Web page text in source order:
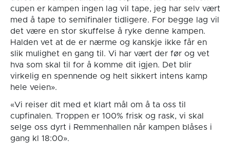
cupen er kampen ingen lag vil tape, jeg har selv vært
med å tape to semifinaler tidligere. For begge lag vil
det være en stor skuffelse å ryke denne kampen.
Halden vet at de er nærme og kanskje ikke får en
slik mulighet en gang til. Vi har vært der før og vet
hva som skal til for å komme dit igjen. Det blir
virkelig en spennende og helt sikkert intens kamp
hele veien».
«Vi reiser dit med et klart mål om å ta oss til
cupfinalen. Troppen er 100% frisk og rask, vi skal
selge oss dyrt i Remmenhallen når kampen blåses i
gang kl 18:00».